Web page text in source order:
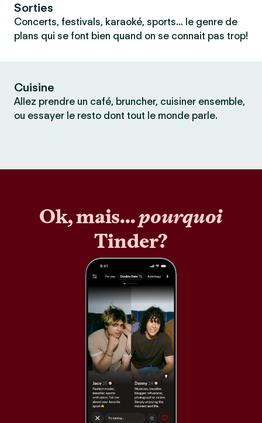
Sorties
Concerts, festivals, karaoké, sports… le genre de
plans qui se font bien quand on se connait pas trop!
Cuisine
Allez prendre un café, bruncher, cuisiner ensemble,
ou essayer le resto dont tout le monde parle.
Ok, mais...pourquoi
Tinder?